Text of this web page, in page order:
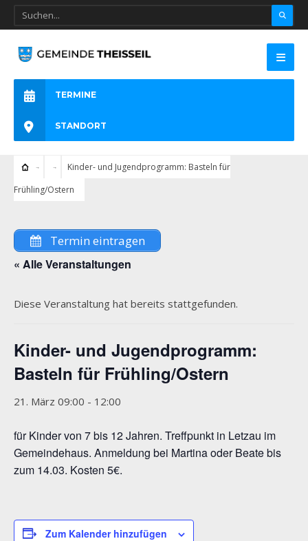
TERMINE
STANDORT
Kinder- und Jugendprogramm: Basteln für
Frühling/Ostern
Termin eintragen
« Alle Veranstaltungen
Diese Veranstaltung hat bereits stattgefunden.
Kinder- und Jugendprogramm:
Basteln für Frühling/Ostern
21. März 09:00 - 12:00
für Kinder von 7 bis 12 Jahren. Treffpunkt in Letzau im
Gemeindehaus. Anmeldung bei Martina oder Beate bis
zum 14.03. Kosten 5€.
Zum Kalender hinzufügen